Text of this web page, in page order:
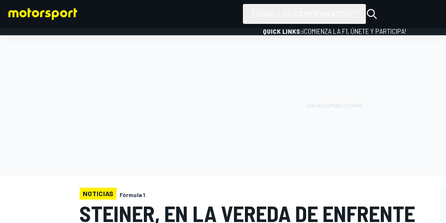
QUICK LINKS:¡COMIENZA LA F1, ÚNETE Y PARTICIPA!
NOTICIAS Fórmula 1
STEINER, EN LA VEREDA DE ENFRENTE